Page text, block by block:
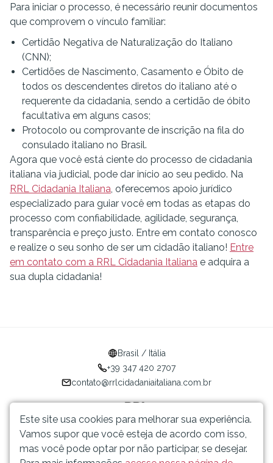
Para iniciar o processo, é necessário reunir documentos
que comprovem o vínculo familiar:
Certidão Negativa de Naturalização do Italiano
(CNN);
Certidões de Nascimento, Casamento e Óbito de
todos os descendentes diretos do italiano até o
requerente da cidadania, sendo a certidão de óbito
facultativa em alguns casos;
Protocolo ou comprovante de inscrição na fila do
consulado italiano no Brasil.
Agora que você está ciente do processo de cidadania
italiana via judicial, pode dar início ao seu pedido. Na
RRL Cidadania Italiana, oferecemos apoio jurídico
especializado para guiar você em todas as etapas do
processo com confiabilidade, agilidade, segurança,
transparência e preço justo. Entre em contato conosco
e realize o seu sonho de ser um cidadão italiano! Entre
em contato com a RRL Cidadania Italiana e adquira a
sua dupla cidadania!
Brasil / Itália
+39 347 420 2707
contato@rrlcidadaniaitaliana.com.br
Tudo sobre Cidadania
Italiana
Este site usa cookies para melhorar sua experiência.
Vamos supor que você esteja de acordo com isso,
mas você pode optar por não participar, se desejar.